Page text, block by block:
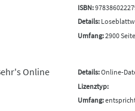
ISBN:
Details:
Umfang:2900
Online Details:Online-
Lizenztyp:
Umfang:entspricht